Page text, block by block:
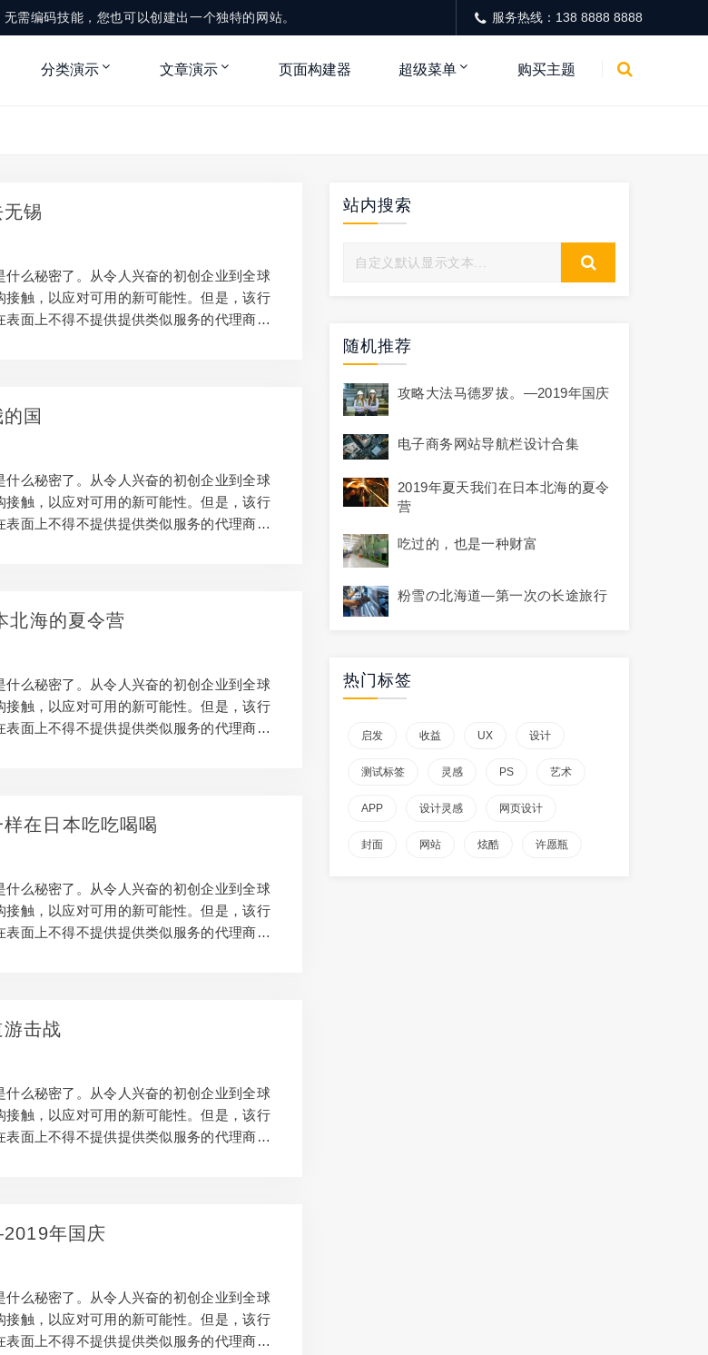
需编码技能，您也可以创建出一个独特的网站。 服务热线：138 8888 8888
分类演示 文章演示 页面构建器 超级菜单 购买主题
锡
么秘密了。从令人兴奋的初创企业到全球
触，以应对可用的新可能性。但是，该行
面上不得不提供提供类似服务的代理商。
，探讨如何使辅助项目正常工作以及它们
目？ 在大多数客户机构中，在客户摘要，预
造力是…
国
么秘密了。从令人兴奋的初创企业到全球
触，以应对可用的新可能性。但是，该行
面上不得不提供提供类似服务的代理商。
何值得。 为什么要整合辅助项目？ 在大多
算和时间表的约束范围内发挥创造力是正常
正的创意渠道是一项强大的附…
北海的夏令营
么秘密了。从令人兴奋的初创企业到全球
触，以应对可用的新可能性。但是，该行
面上不得不提供提供类似服务的代理商。
何值得。 为什么要整合辅助项目？ 在大多
和时间表的约束范围内发挥创造力是正常
正的创意渠道是一项强大的附…
在日本吃吃喝喝
么秘密了。从令人兴奋的初创企业到全球
触，以应对可用的新可能性。但是，该行
面上不得不提供提供类似服务的代理商。
为何值得。 为什么要整合辅助项目？ 在大多
算和时间表的约束范围内发挥创造力是正常
正的创意渠道是一项强大的附…
游击战
么秘密了。从令人兴奋的初创企业到全球
触，以应对可用的新可能性。但是，该行
面上不得不提供提供类似服务的代理商。
何值得。 为什么要整合辅助项目？ 在大多
和时间表的约束范围内发挥创造力是正常
正的创意渠道是一项强大的附…
年国庆
么秘密了。从令人兴奋的初创企业到全球
触，以应对可用的新可能性。但是，该行
面上不得不提供提供类似服务的代理商。
站内搜索
随机推荐
攻略大法马德罗拔。—2019年国庆
电子商务网站导航栏设计合集
2019年夏天我们在日本北海的夏令
营
吃过的，也是一种财富
粉雪の北海道—第一次の长途旅行
热门标签
启发 收益 UX 设计
测试标签 灵感 PS 艺术
APP 设计灵感 网页设计
封面 网站 炫酷 许愿瓶